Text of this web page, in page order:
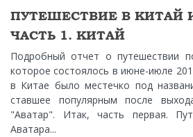
ПУТЕШЕСТВИЕ В КИТАЙ
ЧАСТЬ 1. КИТАЙ
Подробный отчет о путешествии
которое состоялось в июне-июле
в Китае было местечко под
ставшее популярным после
"Аватар". Итак, часть первая.
Аватара...